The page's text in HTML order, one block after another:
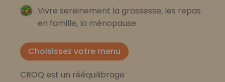
Vivre sereinement la grossesse, les repas
en famille, la ménopause
Choisissez votre menu
CROQ est un rééquilibrage